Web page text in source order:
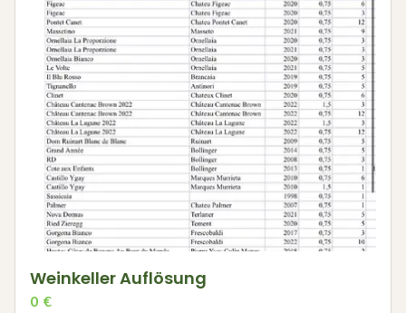
Weinkeller Auflösung
0 €